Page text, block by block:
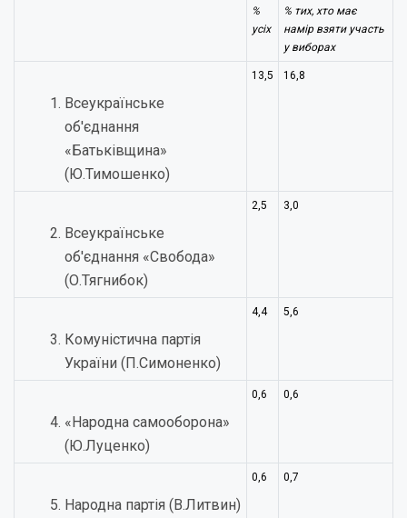
%
усіх
% тих, хто має
намір взяти участь
у виборах
Всеукраїнське
об'єднання
«Батьківщина»
(Ю.Тимошенко)
13,5 16,8
Всеукраїнське
об'єднання «Свобода»
(О.Тягнибок)
2,5 3,0
Комуністична партія
України (П.Симоненко)
4,4 5,6
«Народна самооборона»
(Ю.Луценко)
0,6 0,6
Народна партія (В.Литвин)
0,6 0,7